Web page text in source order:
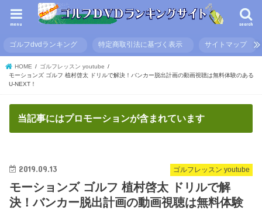
search
menu
ゴルフdvdランキング 特定商取引法に基づく表示 サイトマップ
HOME
ゴルフレッスン youtube
モーションズ ゴルフ 植村啓太 ドリルで解決！バンカー脱出計画の動画視聴は無料体験のある
U-NEXT！
当記事にはプロモーションが含まれています
ゴルフレッスン youtube
2019.09.13
モーションズ ゴルフ 植村啓太 ドリルで解
決！バンカー脱出計画の動画視聴は無料体験